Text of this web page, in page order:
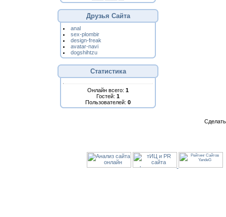
Друзья Сайта
anal
sex-plombir
design-freak
avatar-navi
dogshihtzu
Статистика
Онлайн всего: 1
Гостей: 1
Пользователей: 0